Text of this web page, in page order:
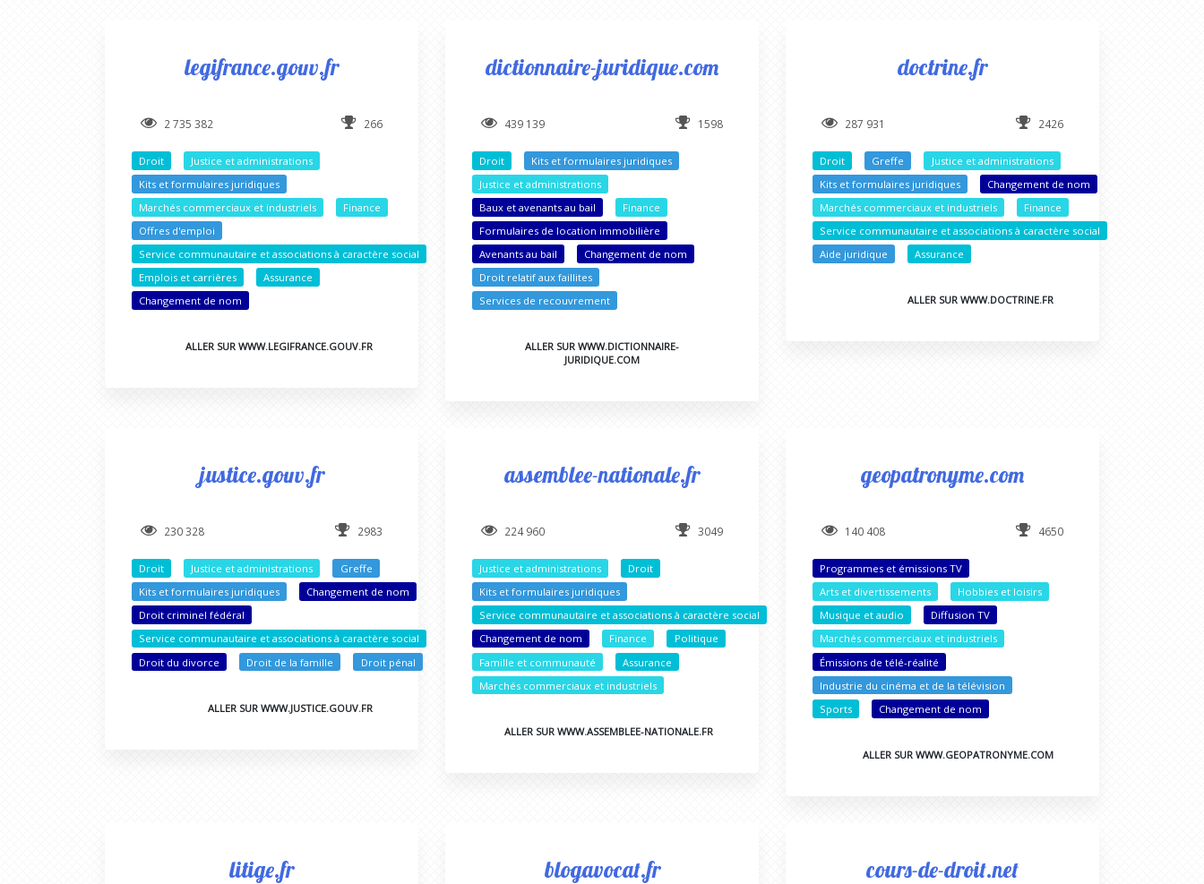
legifrance.gouv.fr
2 735 382 266
Droit
Justice et administrations
Kits et formulaires juridiques
Marchés commerciaux et industriels
Finance
Offres d'emploi
Service communautaire et associations à caractère social
Emplois et carrières
Assurance
Changement de nom
ALLER SUR WWW.LEGIFRANCE.GOUV.FR
dictionnaire-juridique.com
439 139 1598
Droit
Kits et formulaires juridiques
Justice et administrations
Baux et avenants au bail
Finance
Formulaires de location immobilière
Avenants au bail
Changement de nom
Droit relatif aux faillites
Services de recouvrement
ALLER SUR WWW.DICTIONNAIRE-
JURIDIQUE.COM
doctrine.fr
287 931 2426
Droit Greffe
Justice et administrations
Kits et formulaires juridiques
Changement de nom
Marchés commerciaux et industriels
Finance
Service communautaire et associations à caractère social
Aide juridique
Assurance
ALLER SUR WWW.DOCTRINE.FR
justice.gouv.fr
230 328 2983
Droit Justice et administrations
Greffe
Kits et formulaires juridiques
Changement de nom
Droit criminel fédéral
Service communautaire et associations à caractère social
Droit du divorce
Droit de la famille Droit pénal
ALLER SUR WWW.JUSTICE.GOUV.FR
assemblee-nationale.fr
224 960 3049
Justice et administrations
Droit
Kits et formulaires juridiques
Service communautaire et associations à caractère social
Changement de nom
Finance
Politique
Famille et communauté
Assurance
Marchés commerciaux et industriels
ALLER SUR WWW.ASSEMBLEE-NATIONALE.FR
geopatronyme.com
140 408 4650
Programmes et émissions TV
Arts et divertissements
Hobbies et loisirs
Musique et audio
Diffusion TV
Marchés commerciaux et industriels
Émissions de télé-réalité
Industrie du cinéma et de la télévision
Sports
Changement de nom
ALLER SUR WWW.GEOPATRONYME.COM
litige.fr blogavocat.fr cours-de-droit.net